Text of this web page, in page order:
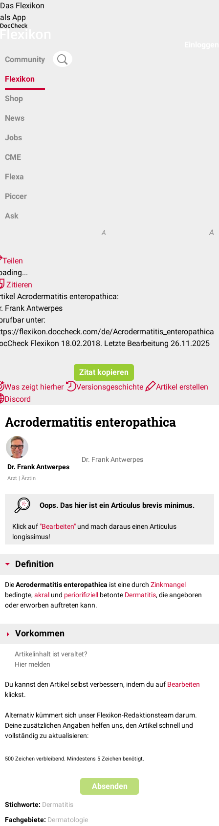
Das Flexikon
als App
Community
Flexikon
Shop
News
Jobs
CME
Flexa
Piccer
Ask
A A
Teilen
Zitieren
Acrodermatitis enteropathica:
Frank Antwerpes
unter:
flexikon.doccheck.com/de/Acrodermatitis_enteropathica
Flexikon 18.02.2018. Letzte Bearbeitung 26.11.2025
Zitat kopieren
Was zeigt hierher
Versionsgeschichte
Artikel erstellen
Discord
Acrodermatitis enteropathica
Dr. Frank Antwerpes
Arzt | Ärztin
Dr. Frank Antwerpes
Oops. Das hier ist ein Articulus brevis minimus.
Klick auf "Bearbeiten" und mach daraus einen Articulus
longissimus!
Definition
DieAcrodermatitis enteropathica ist eine durch Zinkmangel
bedingte, akral und periorifiziell betonte Dermatitis, die angeboren
oder erworben auftreten kann.
Vorkommen
Artikelinhalt ist veraltet?
Hier melden
Du kannst den Artikel selbst verbessern, indem du auf Bearbeiten
klickst.
Alternativ kümmert sich unser Flexikon-Redaktionsteam darum.
Deine zusätzlichen Angaben helfen uns, den Artikel schnell und
vollständig zu aktualisieren:
500 Zeichen verbleibend. Mindestens 5 Zeichen benötigt.
Absenden
Stichworte: Dermatitis
Fachgebiete: Dermatologie